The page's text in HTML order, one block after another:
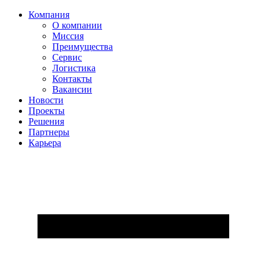
Компания
О компании
Миссия
Преимущества
Сервис
Логистика
Контакты
Вакансии
Новости
Проекты
Решения
Партнеры
Карьера